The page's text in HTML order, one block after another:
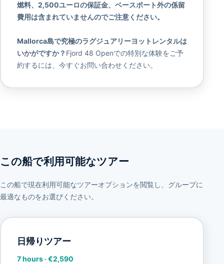
燃料、2,500ユーロの保証金、ベースポート外の係留
費用は含まれていませんのでご注意ください。
Mallorca島で究極のラグジュアリーヨットレンタルは
いかがですか？ Fjord 48 Openでの特別な体験をご予
約するには、今すぐお問い合わせください。
この船で利用可能なツアー
この船で現在利用可能なツアーオプションを閲覧し、グループに
最適なものをお選びください。
日帰りツアー
7 hours·€2,590